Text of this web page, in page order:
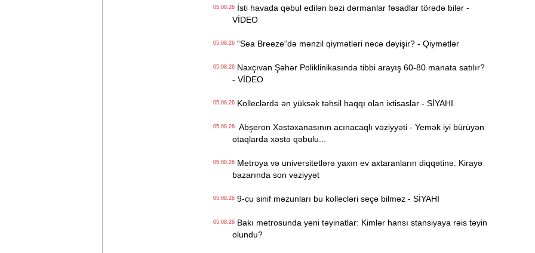
05.08.26İsti havada qəbul edilən bəzi dərmanlar fəsadlar törədə bilər -
VİDEO
05.08.26“Sea Breeze“də mənzil qiymətləri necə dəyişir? - Qiymətlər
05.08.26Naxçıvan Şəhər Poliklinikasında tibbi arayış 60-80 manata satılır?
- VİDEO
05.08.26Kolleclərdə ən yüksək təhsil haqqı olan ixtisaslar - SİYAHI
05.08.26Abşeron Xəstəxanasının acınacaqlı vəziyyəti - Yemək iyi bürüyən
otaqlarda xəstə qəbulu...
05.08.26Metroya və universitetlərə yaxın ev axtaranların diqqətinə: Kirayə
bazarında son vəziyyət
05.08.269-cu sinif məzunları bu kollecləri seçə bilməz - SİYAHI
05.08.26Bakı metrosunda yeni təyinatlar: Kimlər hansı stansiyaya rəis təyin
olundu?